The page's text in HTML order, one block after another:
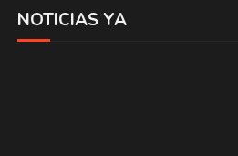
NOTICIAS YA